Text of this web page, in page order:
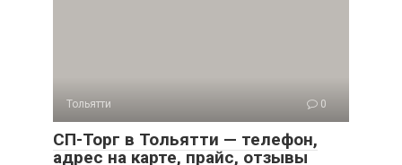
Тольятти 0
СП-Торг в Тольятти — телефон,
адрес на карте, прайс, отзывы